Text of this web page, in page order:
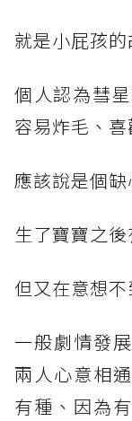
就是小屁孩的
個人認為彗
容易炸毛、
應該說是個
生了寶寶之
但又在意想
一般劇情發
兩人心意相
有種、因為